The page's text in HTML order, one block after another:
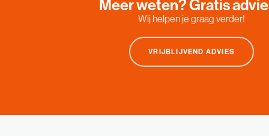
Meer weten? Gratis
Wij helpen je graag verder!
VRIJBLIJVEND ADVIES